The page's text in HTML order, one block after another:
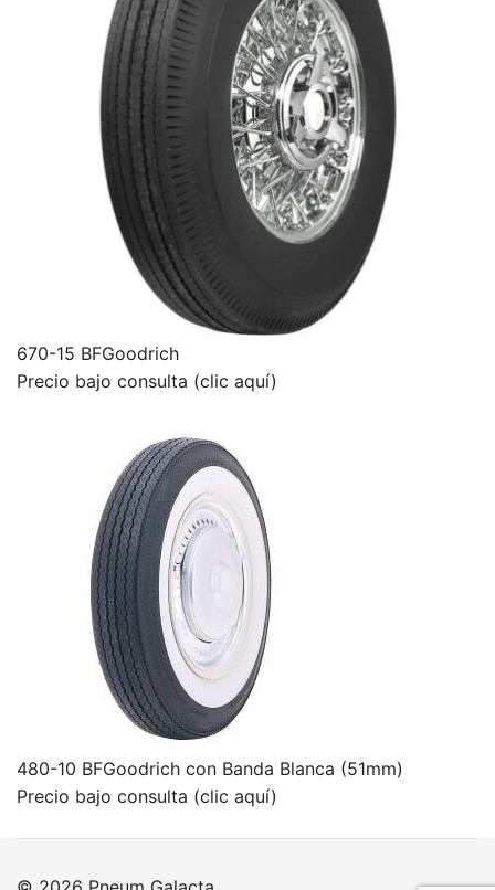
670-15 BFGoodrich
Precio bajo consulta (clic aquí)
480-10 BFGoodrich con Banda Blanca (51mm)
Precio bajo consulta (clic aquí)